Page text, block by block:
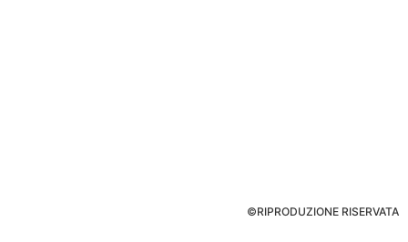
©RIPRODUZIONE RISERVATA